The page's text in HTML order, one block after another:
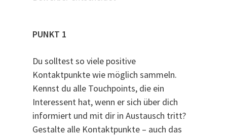
PUNKT 1
Du solltest so viele positive
Kontaktpunkte wie möglich sammeln.
Kennst du alle Touchpoints, die ein
Interessent hat, wenn er sich über dich
informiert und mit dir in Austausch tritt?
Gestalte alle Kontaktpunkte – auch das